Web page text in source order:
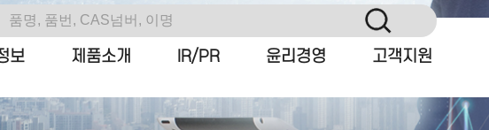
보 제품소개 IR/PR 윤리경영 고객지원